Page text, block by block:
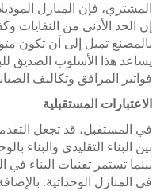
المشتري، فإن المنازل
إن الحد الأدنى من النفايات
بالمصنع تميل إلى أن تكون
يساعد هذا الأسلوب الصديق
فواتير المرافق وتكاليف
الاعتبارات المستقبلية
في المستقبل، قد تجعل
بين البناء التقليدي والبناء
بينما تستمر تقنيات البناء
في المنازل الوحداتية.